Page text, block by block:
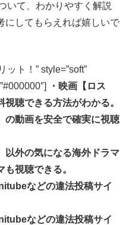
いて、わかりやすく解説
にしてもらえれば嬉しいで
ット！” style=”soft”
・映画【ロス
視聴できる方法がわかる。
の動画を安全で確実に視聴
以外の気になる海外ドラマ
視聴できる。
などの違法投稿サイ
などの違法投稿サイ